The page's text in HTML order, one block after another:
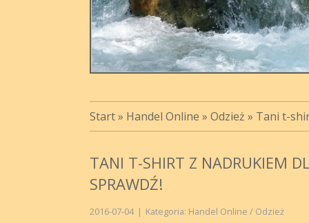
Start» Handel Online » Odzież » Tani t-
TANI T-SHIRT Z NADRUKIEM
SPRAWDŹ!
2016-07-04 | Kategoria: Handel Online / Odzież